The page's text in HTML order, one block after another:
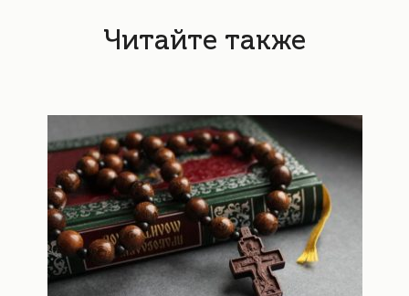
Читайте также